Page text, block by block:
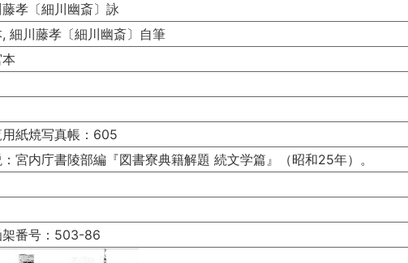
孝〔細川幽斎〕詠
, 細川藤孝〔細川幽斎〕自筆
紙焼写真帳：605
宮内庁書陵部編『図書寮典籍解題 続文学篇』（昭和25年）。
架番号：503-86